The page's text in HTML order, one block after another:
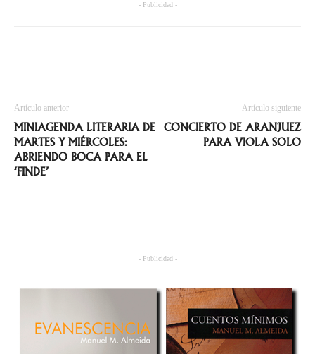
- Publicidad -
Artículo anterior
MINIAGENDA LITERARIA DE
MARTES Y MIÉRCOLES:
ABRIENDO BOCA PARA EL
‘FINDE’
Artículo siguiente
CONCIERTO DE ARANJUEZ
PARA VIOLA SOLO
- Publicidad -